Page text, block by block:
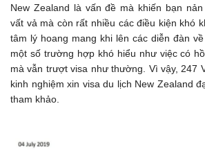
New Zealand là vấn đề mà khiến bạn
vất vả mà còn rất nhiều các điều kiện khó
tâm lý hoang mang khi lên các diễn đàn
một số trường hợp khó hiểu như việc có
mà vẫn trượt visa như thường. Vì vậy, 247
kinh nghiệm xin visa du lịch New Zealand
tham khảo.